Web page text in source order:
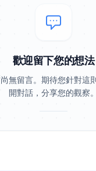
歡迎留下您的想法
無留言。期待您針對這
開對話，分享您的觀察。